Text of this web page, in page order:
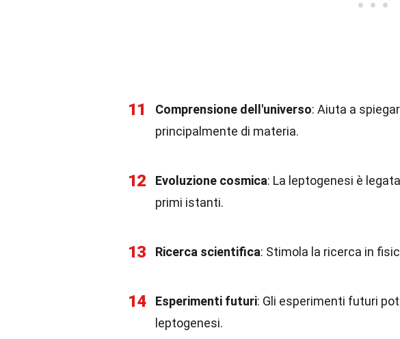
11 Comprensione dell'universo: Aiuta a
principalmente di materia.
12 Evoluzione cosmica: La leptogenesi è
primi istanti.
13 Ricerca scientifica: Stimola la ricerca in
14 Esperimenti futuri: Gli esperimenti futuri
leptogenesi.